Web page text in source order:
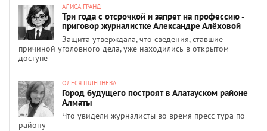
АЛИСА ГРАНД
Три года с отсрочкой и запрет на профессию -
приговор журналистке Александре Алёховой
Защита утверждала, что сведения, ставшие
причиной уголовного дела, уже находились в открытом
доступе
ОЛЕСЯ ШЛЕПНЕВА
Город будущего построят в Алатауском районе
Алматы
Что увидели журналисты во время пресс-тура по
району